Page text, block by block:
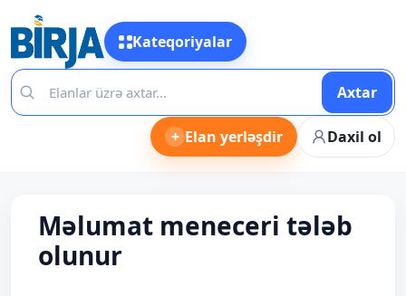
Kateqoriyalar
Axtar
+ Elan yerləşdir Daxil ol
Məlumat meneceri tələb
olunur